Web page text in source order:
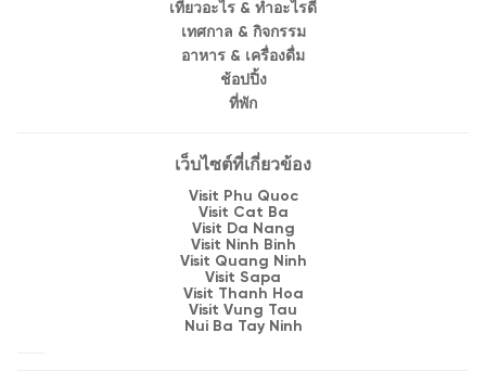
เที่ยวอะไร & ทำอะไรดี
เทศกาล & กิจกรรม
อาหาร & เครื่องดื่ม
ช้อปปิ้ง
ที่พัก
เว็บไซต์ที่เกี่ยวข้อง
Visit Phu Quoc
Visit Cat Ba
Visit Da Nang
Visit Ninh Binh
Visit Quang Ninh
Visit Sapa
Visit Thanh Hoa
Visit Vung Tau
Nui Ba Tay Ninh